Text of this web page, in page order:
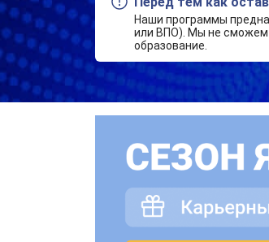
Наши программы
или ВПО). Мы не сможем
образование.